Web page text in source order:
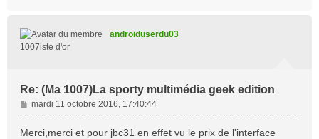
androiduserdu03
1007iste d'or
Re: (Ma 1007)La sporty multimédia geek edition
M
e
mardi 11 octobre 2016, 17:40:44
Merci,merci et pour jbc31 en effet vu le prix de l'interface